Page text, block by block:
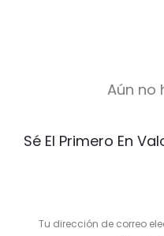
V
a
Aún no
Sé El Primero En
Tu dirección de correo